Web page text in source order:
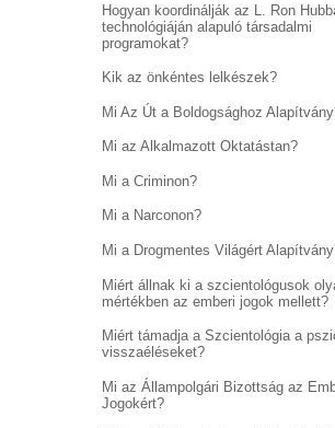
Hogyan koordinálják az L. Ron
technológiáján alapuló társadalmi
programokat?
Kik az önkéntes lelkészek?
Mi Az Út a Boldogsághoz
Mi az Alkalmazott Oktatástan?
Mi a Criminon?
Mi a Narconon?
Mi a Drogmentes Világért
Miért állnak ki a szcientológusok
mértékben az emberi jogok mellett?
Miért támadja a Szcientológia a
visszaéléseket?
Mi az Állampolgári Bizottság az
Jogokért?